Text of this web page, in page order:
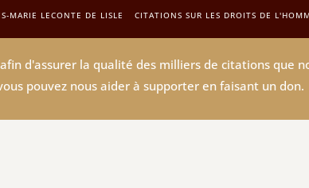
MARIE LECONTE DE LISLE CITATIONS SUR LES DROITS DE
d'assurer la qualité des milliers de citations que
pouvez nous aider à supporter en faisant un don.